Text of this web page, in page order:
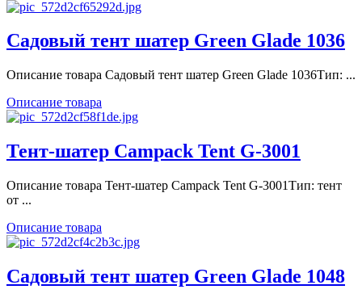
Садовый тент шатер Green Glade 1036
Описание товара Садовый тент шатер Green Glade 1036Тип: ...
Описание товара
Тент-шатер Campack Tent G-3001
Описание товара Тент-шатер Campack Tent G-3001Тип: тент
от ...
Описание товара
Садовый тент шатер Green Glade 1048